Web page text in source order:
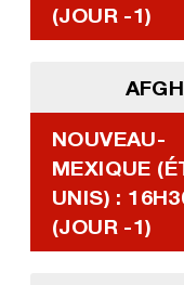
(JOUR -1)
NOUVEAU-
MEXIQUE
UNIS) :
(JOUR -1)